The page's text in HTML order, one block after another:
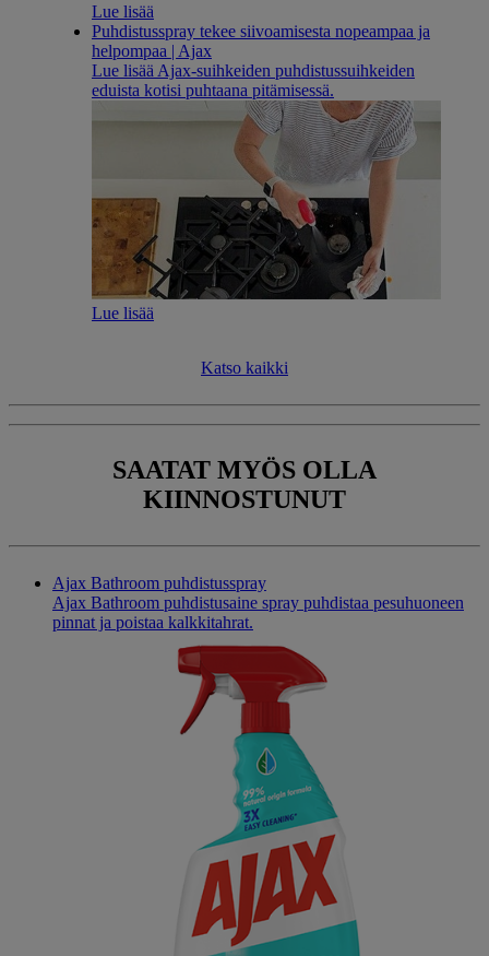
Lue lisää
Puhdistusspray tekee siivoamisesta nopeampaa ja
helpompaa | Ajax
Lue lisää Ajax-suihkeiden puhdistussuihkeiden
eduista kotisi puhtaana pitämisessä.
Lue lisää
Katso kaikki​​
SAATAT MYÖS OLLA
KIINNOSTUNUT
Ajax Bathroom puhdistusspray
Ajax Bathroom puhdistusaine spray puhdistaa pesuhuoneen
pinnat ja poistaa kalkkitahrat.